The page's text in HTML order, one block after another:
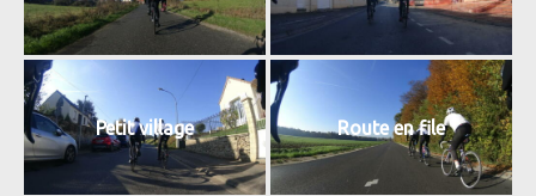
Petit village Route en file